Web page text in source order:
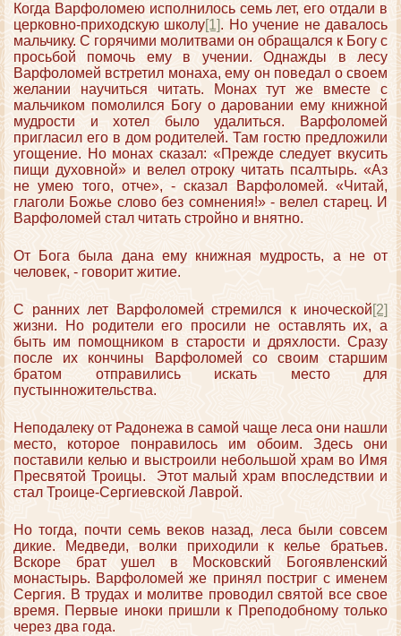
Когда Варфоломею исполнилось семь лет, его отдали в
церковно-приходскую школу[1]. Но учение не давалось
мальчику. С горячими молитвами он обращался к Богу с
просьбой помочь ему в учении. Однажды в лесу
Варфоломей встретил монаха, ему он поведал о своем
желании научиться читать. Монах тут же вместе с
мальчиком помолился Богу о даровании ему книжной
мудрости и хотел было удалиться. Варфоломей
пригласил его в дом родителей. Там гостю предложили
угощение. Но монах сказал: «Прежде следует вкусить
пищи духовной» и велел отроку читать псалтырь. «Аз
не умею того, отче», - сказал Варфоломей. «Читай,
глаголи Божье слово без сомнения!» - велел старец. И
Варфоломей стал читать стройно и внятно.
От Бога была дана ему книжная мудрость, а не от
человек, - говорит житие.
С ранних лет Варфоломей стремился к иноческой[2]
жизни. Но родители его просили не оставлять их, а
быть им помощником в старости и дряхлости. Сразу
после их кончины Варфоломей со своим старшим
братом отправились искать место для
пустынножительства.
Неподалеку от Радонежа в самой чаще леса они нашли
место, которое понравилось им обоим. Здесь они
поставили келью и выстроили небольшой храм во Имя
Пресвятой Троицы. Этот малый храм впоследствии и
стал Троице-Сергиевской Лаврой.
Но тогда, почти семь веков назад, леса были совсем
дикие. Медведи, волки приходили к келье братьев.
Вскоре брат ушел в Московский Богоявленский
монастырь. Варфоломей же принял постриг с именем
Сергия. В трудах и молитве проводил святой все свое
время. Первые иноки пришли к Преподобному только
через два года.